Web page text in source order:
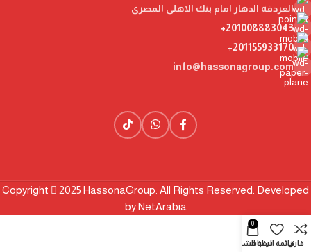
الغردقة الدهار امام بنك الاهلى المصرى
201008883043+
201155933170+
info@hassonagroup.com
Copyright
2025 HassonaGroup. All Rights Reserved. Developed
byNetArabia
قارنقائمة الرغبات
0
سلة الشراء